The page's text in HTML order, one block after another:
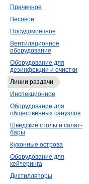
Прачечное
Весовое
Посудомоечное
Вентиляционное
оборудование
Оборудование для
дезинфекции и очистки
Линии раздачи
Инспекционное
Оборудование для
общественных санузлов
Шведские столы и салат-
бары
Кухонные острова
Оборудование для
кейтеринга
Дистилляторы